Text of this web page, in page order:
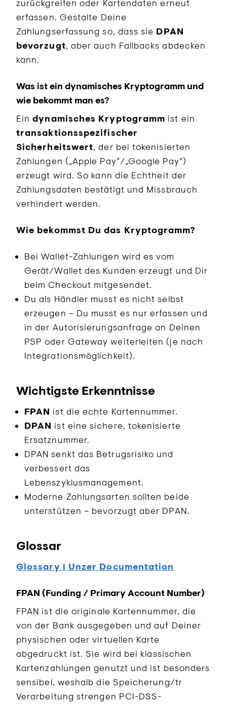
zurückgreifen oder Kartendaten erneut
erfassen. Gestalte Deine
Zahlungserfassung so, dass sie DPAN
bevorzugt, aber auch Fallbacks abdecken
kann.
Was ist ein dynamisches Kryptogramm und
wie bekommt man es?
Eindynamisches Kryptogramm ist ein
transaktionsspezifischer
Sicherheitswert, der bei tokenisierten
Zahlungen („Apple Pay“/„Google Pay“)
erzeugt wird. So kann die Echtheit der
Zahlungsdaten bestätigt und Missbrauch
verhindert werden.
Wie bekommst Du das Kryptogramm?
Bei Wallet-Zahlungen wird es vom
Gerät/Wallet des Kunden erzeugt und Dir
beim Checkout mitgesendet.
Du als Händler musst es nicht selbst
erzeugen – Du musst es nur erfassen und
in der Autorisierungsanfrage an Deinen
PSP oder Gateway weiterleiten (je nach
Integrationsmöglichkeit).
Wichtigste Erkenntnisse
FPAN ist die echte Kartennummer.
DPAN ist eine sichere, tokenisierte
Ersatznummer.
DPAN senkt das Betrugsrisiko und
verbessert das
Lebenszyklusmanagement.
Moderne Zahlungsarten sollten beide
unterstützen – bevorzugt aber DPAN.
Glossar
Glossary | Unzer Documentation
FPAN (Funding / Primary Account Number)
FPAN ist die originale Kartennummer, die
von der Bank ausgegeben und auf Deiner
physischen oder virtuellen Karte
abgedruckt ist. Sie wird bei klassischen
Kartenzahlungen genutzt und ist besonders
sensibel, weshalb die Speicherung/tr
Verarbeitung strengen PCI-DSS-